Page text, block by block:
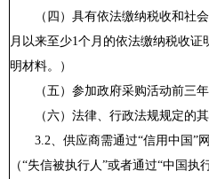
（四）具有依法缴纳税收和社
月以来至少1个月的依法缴纳税收证
明材料。
）
（五）参加政府采购活动前三
（六）法律、行政法规规定的其
3.2、 供应商需通过“信用中国”
（“失信被执行人”或者通过“中国